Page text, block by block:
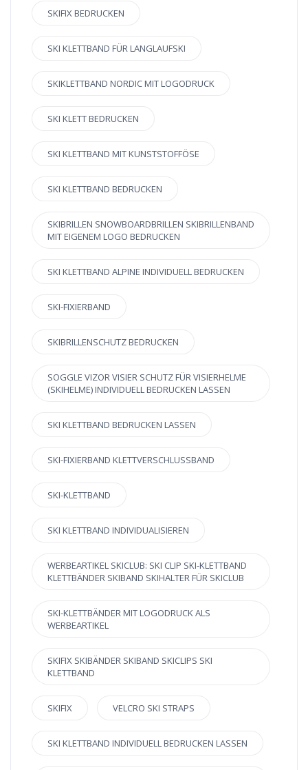
SKIFIX BEDRUCKEN
SKI KLETTBAND FÜR LANGLAUFSKI
SKIKLETTBAND NORDIC MIT LOGODRUCK
SKI KLETT BEDRUCKEN
SKI KLETTBAND MIT KUNSTSTOFFÖSE
SKI KLETTBAND BEDRUCKEN
SKIBRILLEN SNOWBOARDBRILLEN SKIBRILLENBAND
MIT EIGENEM LOGO BEDRUCKEN
SKI KLETTBAND ALPINE INDIVIDUELL BEDRUCKEN
SKI-FIXIERBAND
SKIBRILLENSCHUTZ BEDRUCKEN
SOGGLE VIZOR VISIER SCHUTZ FÜR VISIERHELME
(SKIHELME) INDIVIDUELL BEDRUCKEN LASSEN
SKI KLETTBAND BEDRUCKEN LASSEN
SKI-FIXIERBAND KLETTVERSCHLUSSBAND
SKI-KLETTBAND
SKI KLETTBAND INDIVIDUALISIEREN
WERBEARTIKEL SKICLUB: SKI CLIP SKI-KLETTBAND
KLETTBÄNDER SKIBAND SKIHALTER FÜR SKICLUB
SKI-KLETTBÄNDER MIT LOGODRUCK ALS
WERBEARTIKEL
SKIFIX SKIBÄNDER SKIBAND SKICLIPS SKI
KLETTBAND
SKIFIX VELCRO SKI STRAPS
SKI KLETTBAND INDIVIDUELL BEDRUCKEN LASSEN